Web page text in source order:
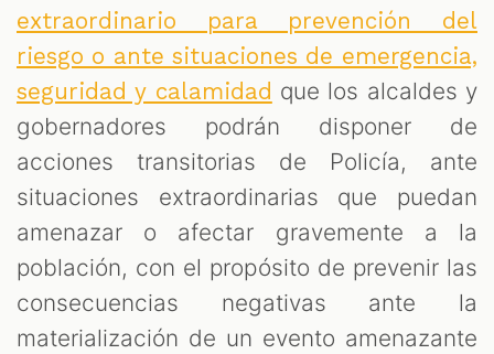
extraordinario para prevención del
riesgo o ante situaciones de emergencia,
seguridad y calamidad que los alcaldes y
gobernadores podrán disponer de
acciones transitorias de Policía, ante
situaciones extraordinarias que puedan
amenazar o afectar gravemente a la
población, con el propósito de prevenir las
consecuencias negativas ante la
materialización de un evento amenazante